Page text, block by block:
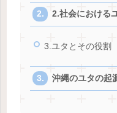
2.社会における
3.ユタとその役割
沖縄のユタの起